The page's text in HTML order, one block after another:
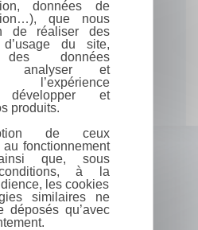
données de
que nous
de réaliser des
d’usage du site,
des données
analyser et
l’expérience
développer et
produits.
de ceux
fonctionnement
que, sous
à la
les cookies
similaires ne
déposés qu’avec